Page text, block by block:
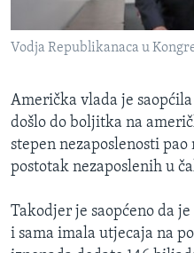
Learning English
Jezici
Vodja Republikanaca u
Američka vlada je
došlo do boljitka na
stepen nezaposlenosti pao
postotak nezaposlenih u
Takodjer je saopćeno da
i sama imala utjecaja na